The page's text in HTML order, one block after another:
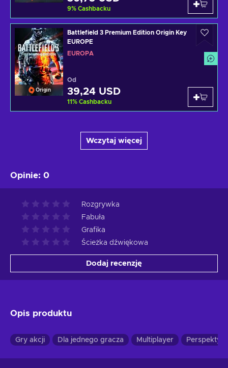
9% Cashbacku
Origin
Battlefield 3 Premium Edition Origin Key
EUROPE
EUROPA
Od
39,24 USD
11% Cashbacku
Wczytaj więcej
Opinie: 0
Rozgrywka
Fabuła
Grafika
Ścieżka dźwiękowa
Dodaj recenzję
Opis produktu
Gry akcji Dla jednego gracza Multiplayer